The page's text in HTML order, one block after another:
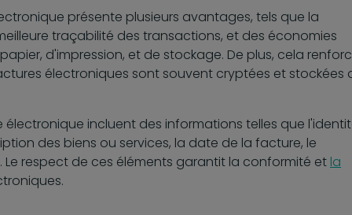
présente plusieurs avantages, tels que la
traçabilité des transactions, et des économies
d'impression, et de stockage. De plus, cela
électroniques sont souvent cryptées et stockées
électronique incluent des informations telles que
des biens ou services, la date de la facture, le
respect de ces éléments garantit la conformité et la